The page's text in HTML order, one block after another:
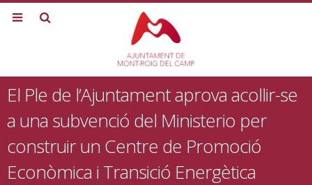
El Ple de l’Ajuntament aprova acollir-se
a una subvenció del Ministerio per
construir un Centre de Promoció
Econòmica i Transició Energètica